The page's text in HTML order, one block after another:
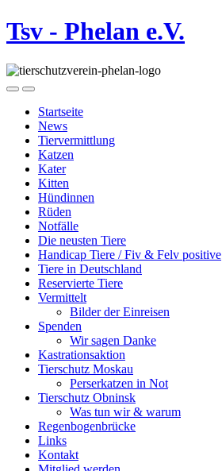
Tsv - Phelan e.V.
Startseite
News
Tiervermittlung
Katzen
Kater
Kitten
Hündinnen
Rüden
Notfälle
Die neusten Tiere
Handicap Tiere / Fiv & Felv positive
Tiere in Deutschland
Reservierte Tiere
Vermittelt
Bilder der Einreisen
Spenden
Wir sagen Danke
Kastrationsaktion
Tierschutz Moskau
Perserkatzen in Not
Tierschutz Obninsk
Was tun wir & warum
Regenbogenbrücke
Links
Kontakt